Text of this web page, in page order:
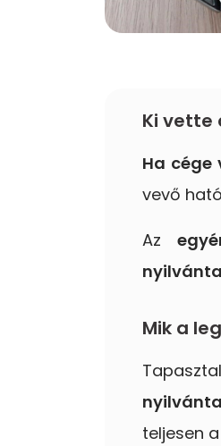
Ki vette
Ha cége
vevő
Az
Mik a
teljesen